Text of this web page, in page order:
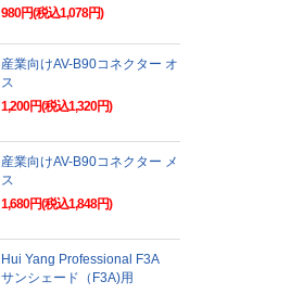
980円(税込1,078円)
産業向けAV-B90コネクター オ
ス
1,200円(税込1,320円)
産業向けAV-B90コネクター メ
ス
1,680円(税込1,848円)
Hui Yang Professional F3A
サンシェード（F3A)用